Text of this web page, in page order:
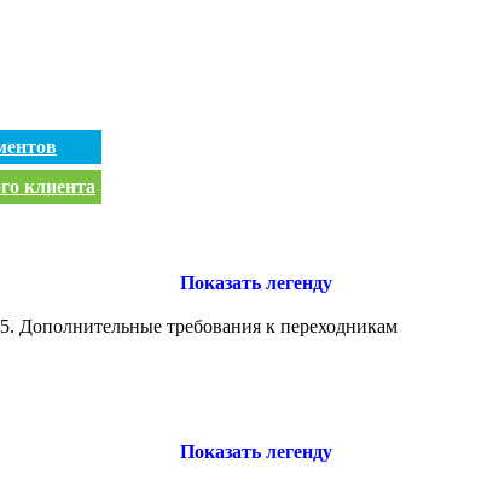
клиента
Показать легенду
Дополнительные требования к переходникам
Показать легенду